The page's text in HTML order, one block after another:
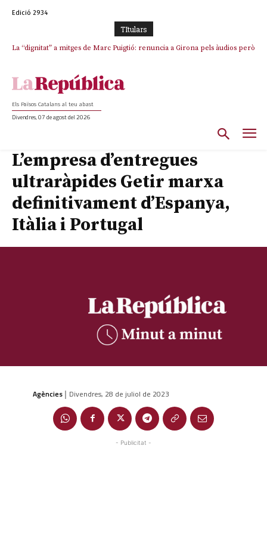
Edició 2934
TItulars
La “dignitat” a mitges de Marc Puigtió: renuncia a Girona pels àudios però
Els Països Catalans al teu abast
Divendres, 07 de agost del 2026
L’empresa d’entregues
ultraràpides Getir marxa
definitivament d’Espanya,
Itàlia i Portugal
Agències | Divendres, 28 de juliol de 2023
- Publicitat -